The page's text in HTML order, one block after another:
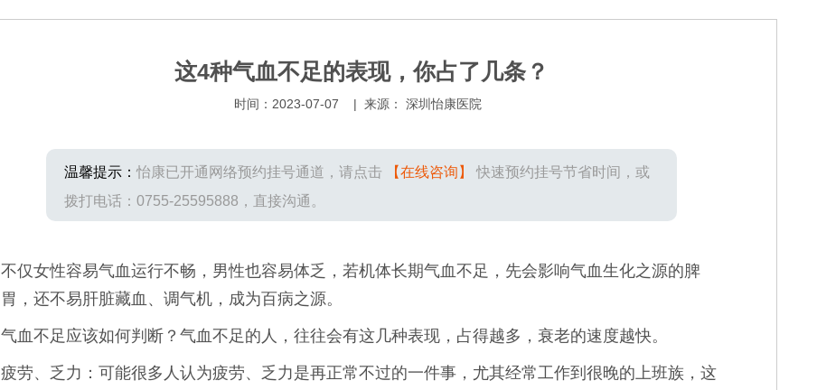
这4种气血不足的表现，你占了几条？
时间：2023-07-07 | 来源： 深圳怡康医院
温馨提示： 怡康已开通网络预约挂号通道，请点击 【在线咨询】
快速预约挂号节省时间，或
拨打电话：0755-25595888，直接沟通。
不仅女性容易气血运行不畅，男性也容易体乏，若机体长期气血不足，先会影响气血生化之源的脾
胃，还不易肝脏藏血、调气机，成为百病之源。
气血不足应该如何判断？气血不足的人，往往会有这几种表现，占得越多，衰老的速度越快。
疲劳、乏力：可能很多人认为疲劳、乏力是再正常不过的一件事，尤其经常工作到很晚的上班族，这